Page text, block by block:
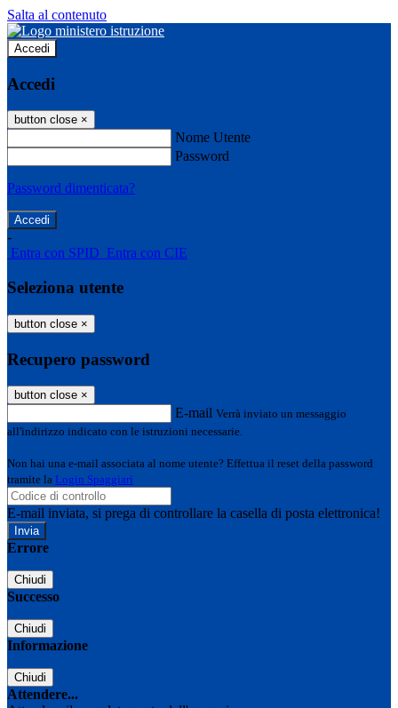
Salta al contenuto
Accedi
Accedi
button close ×
Nome Utente
Password
Password dimenticata?
-
Entra con SPID Entra con CIE
Seleziona utente
button close ×
Recupero password
button close ×
E-mail Verrà inviato un messaggio
all'indirizzo indicato con le istruzioni necessarie.
Non hai una e-mail associata al nome utente? Effettua il reset della password
tramite la Login Spaggiari
E-mail inviata, si prega di controllare la casella di posta elettronica!
Errore
Chiudi
Successo
Chiudi
Informazione
Chiudi
Attendere...